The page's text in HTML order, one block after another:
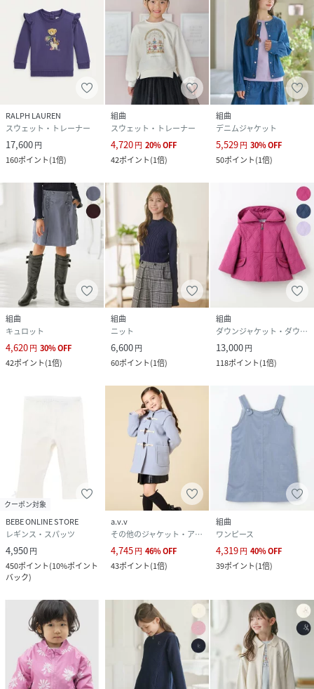
RALPH LAUREN
スウェット・トレーナー
17,600円
160ポイント(1倍)
組曲
スウェット・トレーナー
4,720円 20%OFF
42ポイント(1倍)
組曲
デニムジャケット
5,529円 30%OFF
50ポイント(1倍)
組曲
キュロット
4,620円 30%OFF
42ポイント(1倍)
組曲
ニット
6,600円
60ポイント(1倍)
組曲
ダウンジャケット・ダウンベスト
13,000円
118ポイント(1倍)
クーポン対象
BEBE ONLINE STORE
レギンス・スパッツ
4,950円
450ポイント(10%ポイント
バック)
a.v.v
その他のジャケット・アウター
4,745円 46%OFF
43ポイント(1倍)
組曲
ワンピース
4,319円 40%OFF
39ポイント(1倍)